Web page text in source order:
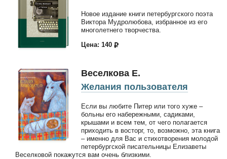
Новое издание книги петербургского поэта
Виктора Мудролюбова, избранное из его
многолетнего творчества.
Цена: 140
Веселкова Е.
Желания пользователя
Если вы любите Питер или того хуже –
больны его набережными, садиками,
крышами и всем тем, от чего полагается
приходить в восторг, то, возможно, эта книга
– именно для Вас и стихотворения молодой
петербургской писательницы Елизаветы
Веселковой покажутся вам очень близкими.